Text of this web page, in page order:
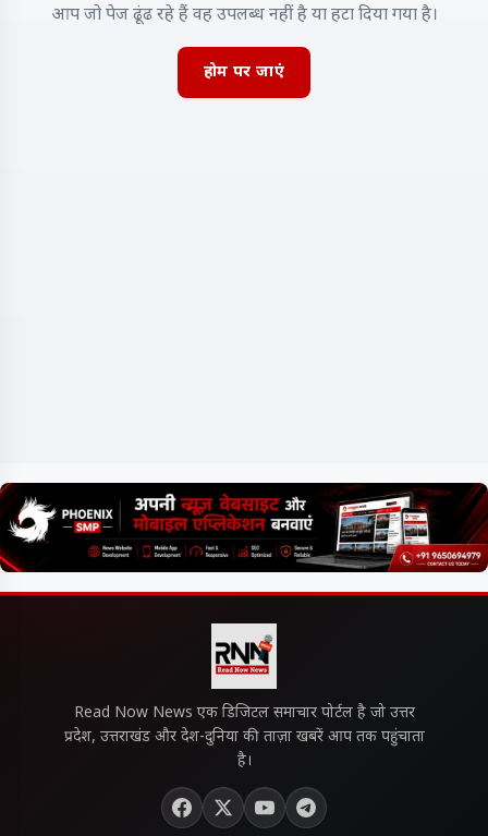
आप जो पेज ढूंढ रहे हैं वह उपलब्ध नहीं है या हटा दिया गया है।
होम पर जाएं
Read Now News एक डिजिटल समाचार पोर्टल है जो उत्तर
प्रदेश, उत्तराखंड और देश-दुनिया की ताज़ा खबरें आप तक पहुंचाता
है।